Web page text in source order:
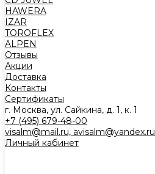
HAWERA
IZAR
TOROFLEX
ALPEN
Отзывы
Акции
Доставка
Контакты
Сертификаты
г. Москва, ул. Сайкина, д. 1, к. 1
+7 (495) 679-48-00
visalm@mail.ru, avisalm@yandex.ru
Личный кабинет